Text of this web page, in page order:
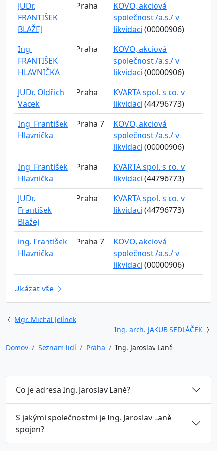
JUDr.
FRANTIŠEK
BLAŽEJ
Praha
KOVO, akciová
společnost /a.s./ v
likvidaci (00000906)
Ing.
FRANTIŠEK
HLAVNIČKA
Praha
KOVO, akciová
společnost /a.s./ v
likvidaci (00000906)
JUDr. Oldřich
Vacek
Praha
KVARTA spol. s r.o. v
likvidaci (44796773)
Ing. František
Hlavnička
Praha 7
KOVO, akciová
společnost /a.s./ v
likvidaci (00000906)
Ing. František
Hlavnička
Praha
KVARTA spol. s r.o. v
likvidaci (44796773)
JUDr.
František
Blažej
Praha
KVARTA spol. s r.o. v
likvidaci (44796773)
ing. František
Hlavnička
Praha 7
KOVO, akciová
společnost /a.s./ v
likvidaci (00000906)
Ukázat vše
Mgr. Michal Jelínek
Ing. arch. JAKUB SEDLÁČEK
Domov
Seznam lidí Praha Ing. Jaroslav Laně
Co je adresa Ing. Jaroslav Laně?
S jakými společnostmi je Ing. Jaroslav Laně
spojen?